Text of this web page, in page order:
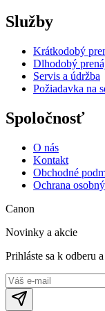
Služby
Krátkodobý
Dlhodobý
Servis a údržba
Požiadavka na
Spoločnosť
O nás
Kontakt
Obchodné
Ochrana
Canon
Novinky a akcie
Prihláste sa k odberu